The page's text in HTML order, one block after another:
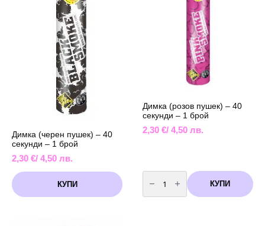
Димка (черен пушек) – 40
секунди – 1 брой
2,30 €/ 4,50 лв.
КУПИ
Димка (розов пушек) – 40
секунди – 1 брой
2,30 €/ 4,50 лв.
количество
за
Димка
(розов
КУПИ